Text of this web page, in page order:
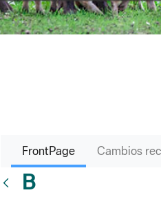
FrontPage Cambios
B